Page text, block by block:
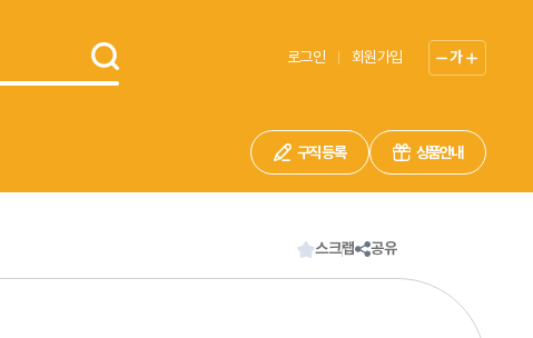
로그인 회원가입 가
구직 등록 상품안내
스크랩 공유